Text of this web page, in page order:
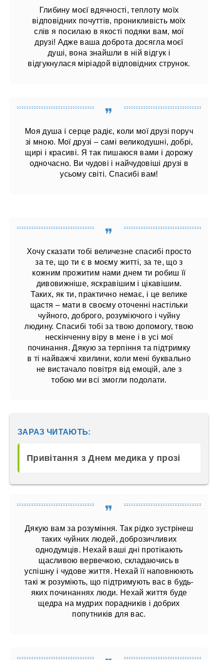
Глибину моєї вдячності, теплоту моїх
відповідних почуттів, проникливість моїх
слів я посилаю в якості подяки вам, мої
друзі! Адже ваша доброта досягла моєї
душі, вона знайшли в ній відгук і
відгукнулася міріадой відповідних струнок.
Моя душа і серце радіє, коли мої друзі поруч
зі мною. Мої друзі – самі великодушні, добрі,
щирі і красиві. Я так пишаюся вами і дорожу
одночасно. Ви чудові і найчудовіші друзі в
усьому світі. Спасибі вам!
Хочу сказати тобі величезне спасибі просто
за те, що ти є в моєму житті, за те, що з
кожним прожитим нами днем ​​ти робиш її
дивовижніше, яскравішим і цікавішим.
Таких, як ти, практично немає, і це велике
щастя – мати в своєму оточенні настільки
чуйного, доброго, розуміючого і чуйну
людину. Спасибі тобі за твою допомогу, твою
нескінченну віру в мене і в усі мої
починання. Дякую за терпіння та підтримку
в ті найважчі хвилини, коли мені буквально
не вистачало повітря від емоцій, але з
тобою ми всі змогли подолати.
ЗАРАЗ ЧИТАЮТЬ:
Привітання з Днем медика у прозі
Дякую вам за розуміння. Так рідко зустрінеш
таких чуйних людей, доброзичливих
однодумців. Нехай ваші дні протікають
щасливою вервечкою, складаючись в
успішну і чудове життя. Нехай її наповнюють
такі ж розуміють, що підтримують вас в будь-
яких починаннях люди. Нехай життя буде
щедра на мудрих порадників і добрих
попутників для вас.